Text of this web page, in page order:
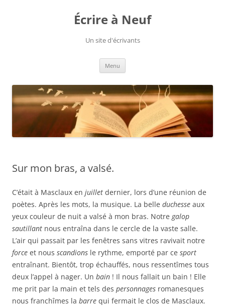
Écrire à Neuf
Un site d'écrivants
Menu
Sur mon bras, a valsé.
C’était à Masclaux en juillet dernier, lors d’une réunion de
poètes. Après les mots, la musique. La belle duchesse aux
yeux couleur de nuit a valsé à mon bras. Notre galop
sautillant nous entraîna dans le cercle de la vaste salle.
L’air qui passait par les fenêtres sans vitres ravivait notre
force et nous scandions le rythme, emporté par ce sport
entraînant. Bientôt, trop échauffés, nous ressentîmes tous
deux l’appel à nager. Un bain ! Il nous fallait un bain ! Elle
me prit par la main et tels des personnages romanesques
nous franchîmes la barre qui fermait le clos de Masclaux.